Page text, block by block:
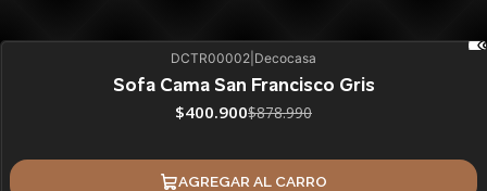
DCTR00002 Decocasa
Sofa Cama San Francisco Gris
$400.900$878.990
AGREGAR AL CARRO